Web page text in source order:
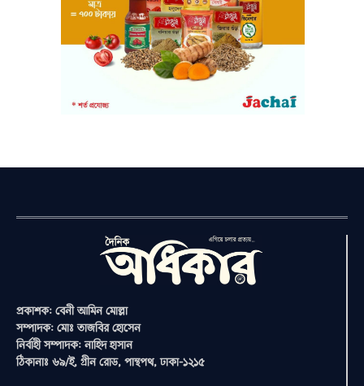
প্রকাশক: বেনী আমিন মোল্লা
সম্পাদক: মোঃ তাজবির হোসেন
নির্বাহী সম্পাদক: নাহিদ হাসান
ঠিকানাঃ ৬৯/ই, গ্রীন রোড, পান্থপথ, ঢাকা-১২১৫